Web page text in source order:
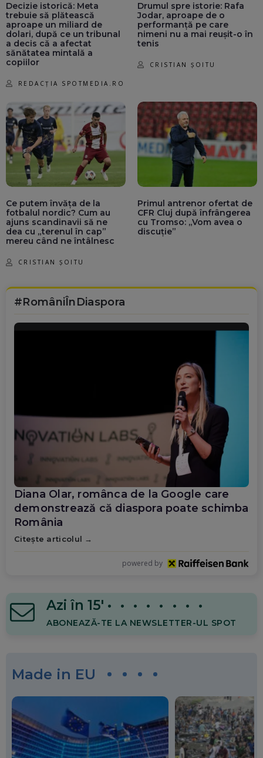
Decizie istorică: Meta
trebuie să plătească
aproape un miliard de
dolari, după ce un tribunal
a decis că a afectat
sănătatea mintală a
copiilor
REDACȚIA SPOTMEDIA.RO
Drumul spre istorie: Rafa
Jodar, aproape de o
performanță pe care
nimeni nu a mai reușit-o în
tenis
CRISTIAN ȘOITU
Ce putem învăța de la
fotbalul nordic? Cum au
ajuns scandinavii să ne
dea cu „terenul în cap”
mereu când ne întâlnesc
CRISTIAN ȘOITU
Primul antrenor ofertat de
CFR Cluj după înfrângerea
cu Tromso: „Vom avea o
discuție”
#RomâniÎnDiaspora
Diana Olar, românca de la Google care
demonstrează că diaspora poate schimba
România
Citește articolul →
powered by
Azi în 15' • • • • • • • •
ABONEAZĂ-TE LANEWSLETTER-UL SPOT
Made in EU